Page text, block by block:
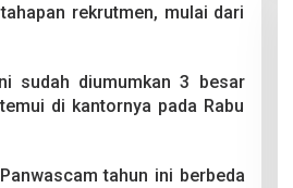
rekrutmen, mulai dari
sudah diumumkan 3 besar
di kantornya pada Rabu
tahun ini berbeda